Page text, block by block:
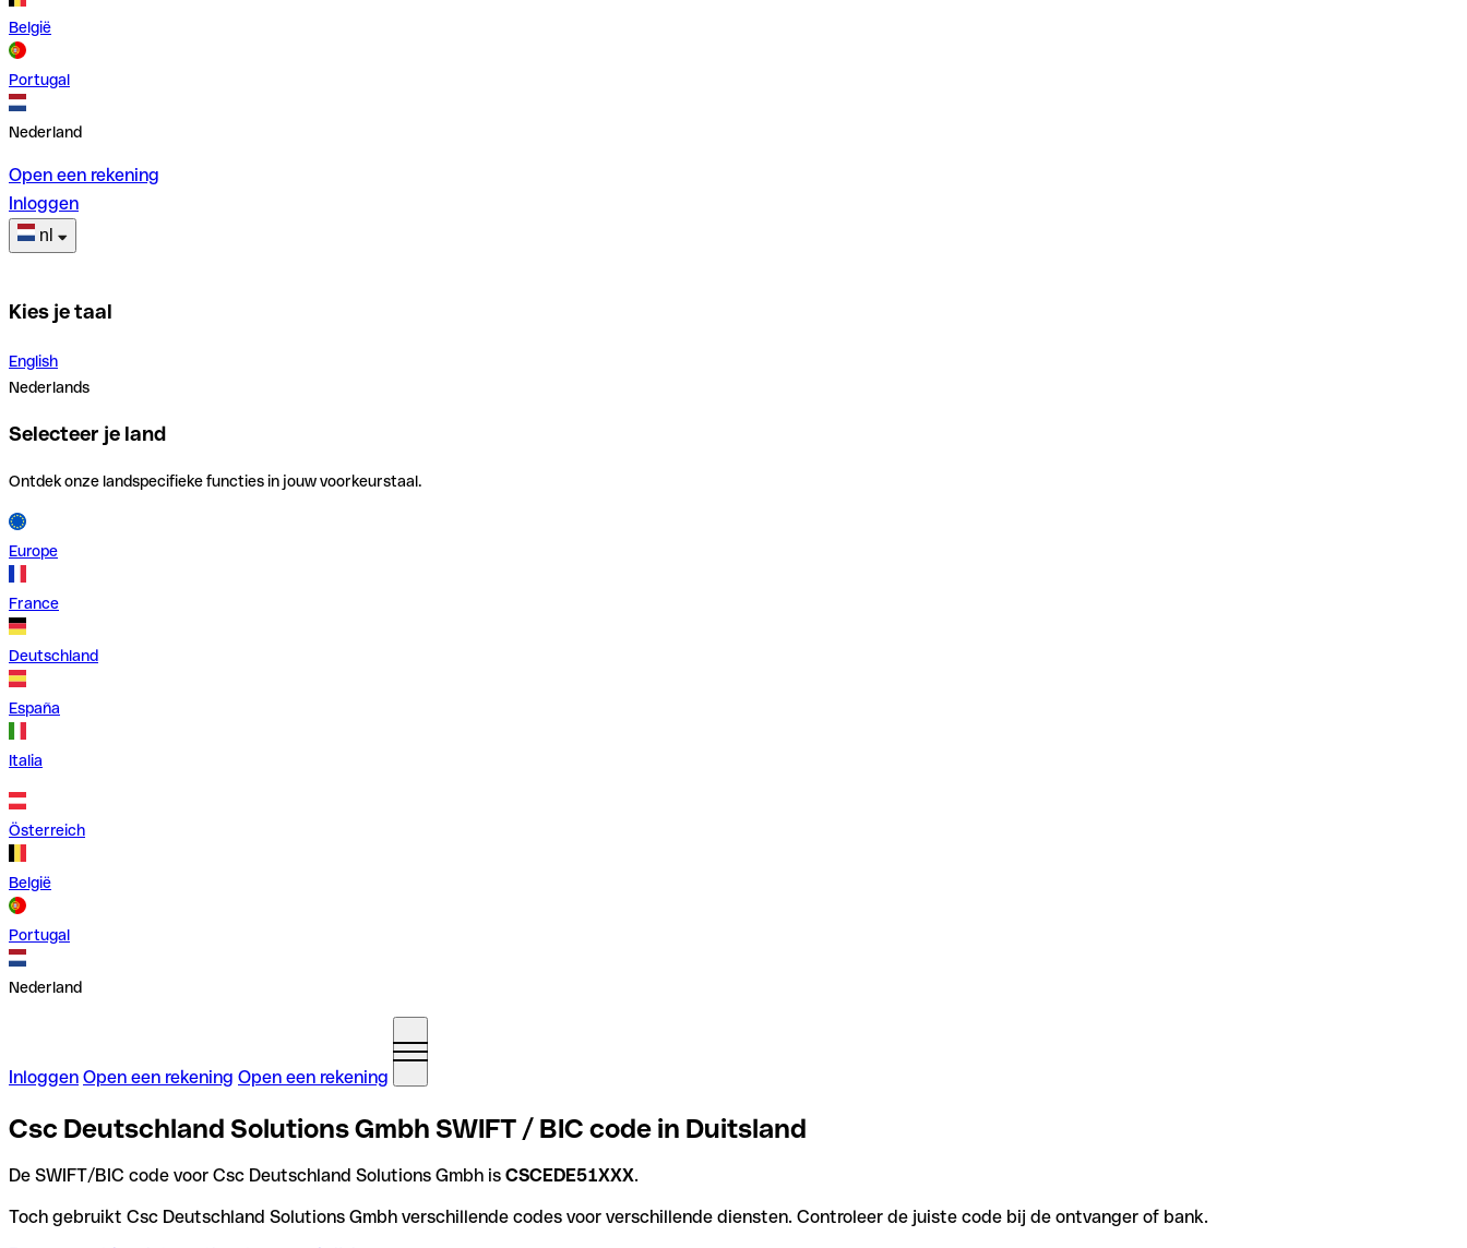
België
Portugal
Nederland
Open een rekening
Inloggen
nl
Kies je taal
English
Nederlands
Selecteer je land
Ontdek onze landspecifieke functies in jouw voorkeurstaal.
Europe
France
Deutschland
España
Italia
Österreich
België
Portugal
Nederland
Inloggen Open een rekening Open een rekening
Csc Deutschland Solutions Gmbh SWIFT / BIC code in Duitsland
De SWIFT/BIC code voor Csc Deutschland Solutions Gmbh is CSCEDE51XXX.
Toch gebruikt Csc Deutschland Solutions Gmbh verschillende codes voor verschillende diensten. Controleer de juiste code bij de ontvanger of bank.